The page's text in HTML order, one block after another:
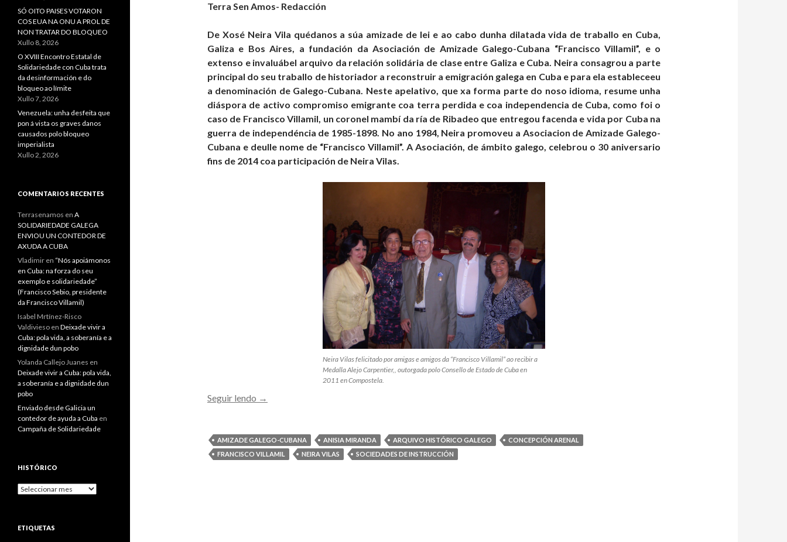
Terra Sen Amos- Redacción
De Xosé Neira Vila quédanos a súa amizade de lei e ao cabo dunha dilatada vida de traballo en Cuba,
Galiza e Bos Aires, a fundación da Asociación de Amizade Galego-Cubana “Francisco Villamil”, e o
extenso e invaluábel arquivo da relación solidária de clase entre Galiza e Cuba. Neira consagrou a parte
principal do seu traballo de historiador a reconstruir a emigración galega en Cuba e para ela estableceeu
a denominación de Galego-Cubana. Neste apelativo, que xa forma parte do noso idioma, resume unha
diáspora de activo compromiso emigrante coa terra perdida e coa independencia de Cuba, como foi o
caso de Francisco Villamil, un coronel mambí da ría de Ribadeo que entregou facenda e vida por Cuba na
guerra de independéncia de 1985-1898. No ano 1984, Neira promoveu a Asociacion de Amizade Galego-
Cubana e deulle nome de “Francisco Villamil”. A Asociación, de ámbito galego, celebrou o 30 aniversario
fins de 2014 coa participación de Neira Vilas.
Neira Vilas felicitado por amigas e amigos da “Francisco Villamil” ao recibir a
Medalla Alejo Carpentier,, outorgada polo Consello de Estado de Cuba en
2011 en Compostela.
Seguir lendo Neira
o
seu
→
AMIZADE GALEGO-CUBANA ANISIA MIRANDA ARQUIVO HISTÓRICO GALEGO
CONCEPCIÓN ARENAL
FRANCISCO VILLAMIL
NEIRA VILAS SOCIEDADES DE INSTRUCCIÓN
SÓ OITO PAISES VOTARON
COS EUA NA ONU A PROL DE
NON TRATAR DO BLOQUEO
Xullo 8, 2026
O XVIII Encontro Estatal de
Solidariedade con Cuba trata
da desinformación e do
bloqueo ao límite
Xullo 7, 2026
Venezuela: unha desfeita que
pon á vista os graves danos
causados polo bloqueo
imperialista
Xullo 2, 2026
COMENTARIOS RECENTES
Terrasenamos en A
SOLIDARIEDADE GALEGA
ENVIOU UN CONTEDOR DE
AXUDA A CUBA
Vladimir en “Nós apoiámonos
en Cuba: na forza do seu
exemplo e solidariedade”
(Francisco Sebio, presidente
da Francisco Villamil)
Isabel Mrtínez-Risco
Valdivieso en Deixade vivir a
Cuba: pola vida, a soberanía e a
dignidade dun pobo
Yolanda Callejo Juanes en
Deixade vivir a Cuba: pola vida,
a soberanía e a dignidade dun
pobo
Enviado desde Galicia un
contedor de ayuda a Cuba en
Campaña de Solidariedade
HISTÓRICO
Histórico
ETIQUETAS